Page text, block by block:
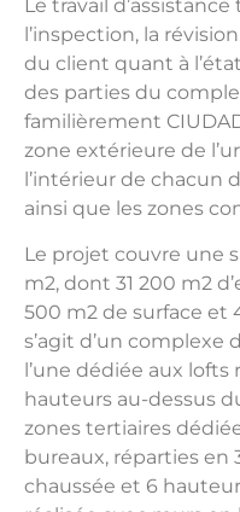
Le travail
l’inspection, la
du client quant à
des parties du
familièrement
zone extérieure de
l’intérieur de chacun
ainsi que les zones
Le projet couvre une
m2, dont 31 200 m2
500 m2 de surface et
s’agit d’un complexe
l’une dédiée aux lofts
hauteurs au-dessus
zones tertiaires
bureaux, réparties en
chaussée et 6